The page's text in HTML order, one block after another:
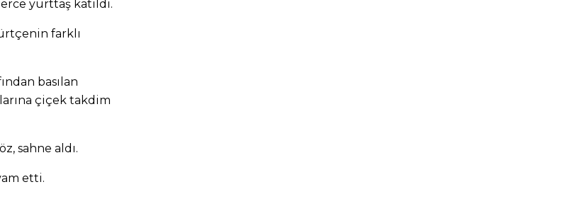
yurttaş katıldı.
farklı
basılan
çiçek takdim
sahne aldı.
etti.